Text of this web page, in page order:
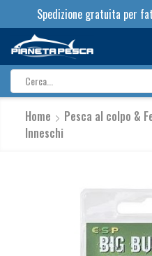
Spedizione gratuita per
Home Pesca al colpo &
Inneschi